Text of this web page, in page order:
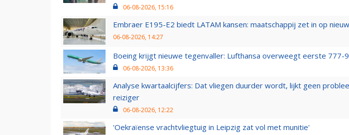
06-08-2026, 15:16
Embraer E195-E2 biedt LATAM kansen: maatschappij zet in op
06-08-2026, 14:27
Boeing krijgt nieuwe tegenvaller: Lufthansa overweegt eerste 777-
06-08-2026, 13:36
Analyse kwartaalcijfers: Dat vliegen duurder wordt, lijkt geen
reiziger
06-08-2026, 12:22
'Oekraïense vrachtvliegtuig in Leipzig zat vol met munitie'